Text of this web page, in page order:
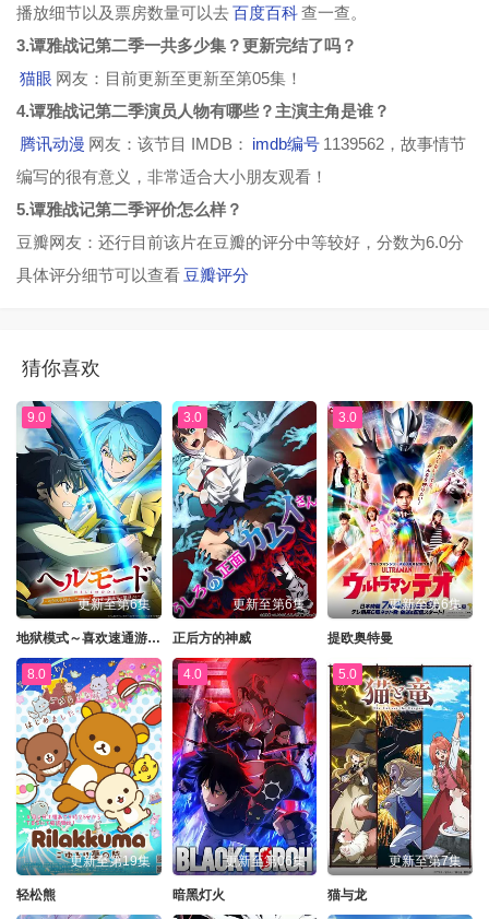
播放细节以及票房数量可以去百度百科查一查。
3.谭雅战记第二季一共多少集？更新完结了吗？
猫眼 网友：目前更新至更新至第05集！
4.谭雅战记第二季演员人物有哪些？主演主角是谁？
腾讯动漫 网友：该节目 IMDB： imdb编号 1139562，故事情节
编写的很有意义，非常适合大小朋友观看！
5.谭雅战记第二季评价怎么样？
豆瓣网友：还行目前该片在豆瓣的评分中等较好，分数为6.0分
具体评分细节可以查看 豆瓣评分
猜你喜欢
9.0
更新至第6集
地狱模式～喜欢速通游戏的玩家在废设定异世界无双～第二季
3.0
更新至第6集
正后方的神威
3.0
更新至第6集
提欧奥特曼
8.0
更新至第19集
轻松熊
4.0
更新至第06集
暗黑灯火
5.0
更新至第7集
猫与龙